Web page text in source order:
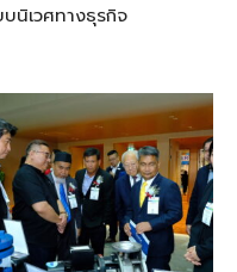
นิเวศทางธุรกิจ